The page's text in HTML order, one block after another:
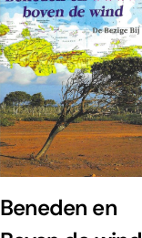
Beneden en